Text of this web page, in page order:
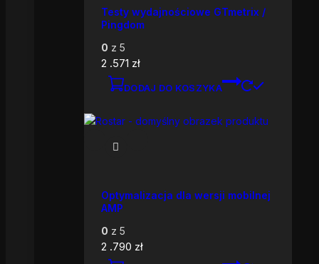
Testy wydajnościowe GTmetrix /
Pingdom
0 z 5
2 .571 zł
DODAJ DO KOSZYKA
Optymalizacja dla wersji mobilnej
AMP
0 z 5
2 .790 zł